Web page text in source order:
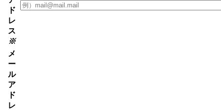
ド
レ
ス
※
メ
ー
ル
ア
ド
レ